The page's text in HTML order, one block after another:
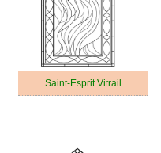
Saint-Esprit Vitrail